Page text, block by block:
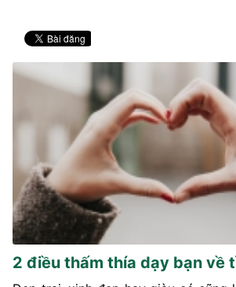
2 điều thấm thía dạy bạn về